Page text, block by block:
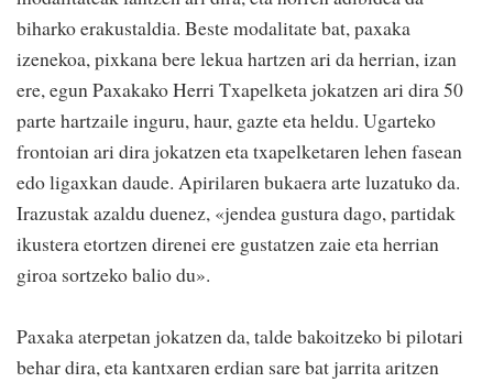
biharko erakustaldia. Beste modalitate bat, paxaka
izenekoa, pixkana bere lekua hartzen ari da herrian, izan
ere, egun Paxakako Herri Txapelketa jokatzen ari dira 50
parte hartzaile inguru, haur, gazte eta heldu. Ugarteko
frontoian ari dira jokatzen eta txapelketaren lehen fasean
edo ligaxkan daude. Apirilaren bukaera arte luzatuko da.
Irazustak azaldu duenez, «jendea gustura dago, partidak
ikustera etortzen direnei ere gustatzen zaie eta herrian
giroa sortzeko balio du».
Paxaka aterpetan jokatzen da, talde bakoitzeko bi pilotari
behar dira, eta kantxaren erdian sare bat jarrita aritzen